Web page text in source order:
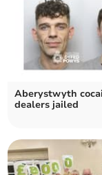
Aberystwyth
dealers jailed